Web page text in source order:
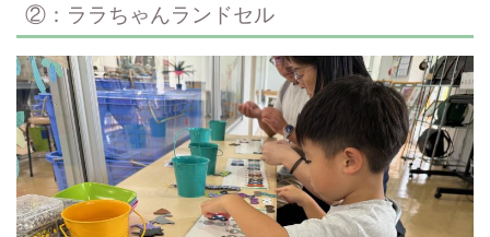
②：ララちゃんランドセル